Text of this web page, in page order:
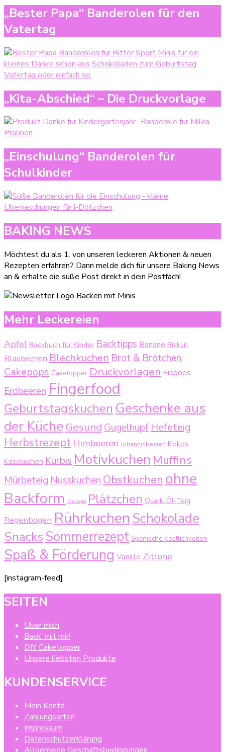
„Bester Papa“ Banderolen für den
Vatertag
„Kita-Abschied“ – Die Druckvorlage
„Einschulung“ Banderolen für
Schulkinder
BAKING NEWS
Möchtest du als 1. von unseren leckeren Aktionen & neuen
Rezepten erfahren? Dann melde dich für unsere Baking News
an & erhalte die süße Post direkt in dein Postfach!
Mehr Leckereien
Apfel Backbuch für Kinder Backtipps Banane Biskuit
Blaubeeren Blechkuchen Brot & Brötchen
Cakepops Caketopper Druckvorlagen Eispops
Erdbeeren Fingerfood
Geburtstagskuchen Geschenke aus
der KücheGesund Gugelhupf Hefeteig
Herbstrezept Himbeeren Johannisbeeren Kokos
Käsekuchen Kürbis Motivkuchen Muffins
Mürbeteig Nusskuchen Obstkuchen ohne
Backform Orange Plätzchen Quark-Öl-Teig
Regenbogen Rührkuchen Schokolade
SnacksSommerrezept Spanische Köstlichkeiten
Spaß & Förderung Vanille Zitrone
[instagram-feed]
SEITEN
Über mich
Back’ mit mir!
DIY Caketopper
Unsere liebsten Produkte
KUNDENSERVICE
Mein Konto
Zahlungsarten
Impressum
Datenschutzerklärung
Allgemeine Geschäftsbedingungen